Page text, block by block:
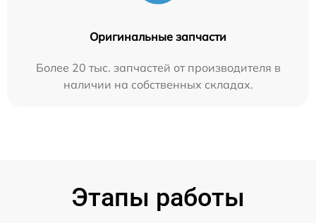
Оригинальные запчасти
Более 20 тыс. запчастей от производителя в
наличии на собственных складах.
Этапы работы